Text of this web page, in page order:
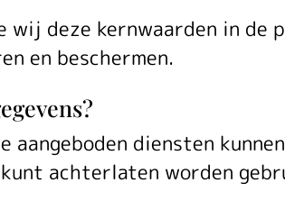
wij deze kernwaarden in de
en beschermen.
diensten
achterlaten worden